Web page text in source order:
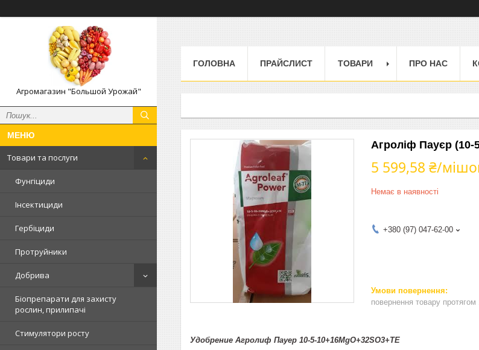
Агромагазин "Большой Урожай"
Товари та послуги
Фунгіциди
Інсектициди
Гербіциди
Протруйники
Добрива
Біопрепарати для захисту
рослин, прилипачі
Стимулятори росту
ГОЛОВНА ПРАЙСЛИСТ ТОВАРИ ПРО НАС
Агроліф Пауєр (10-
5 599,58 ₴/
Немає в наявності
+380 (97) 047-62-00
повернення товару протягом
Удобрение Агролиф Пауер 10-5-10+16MgO+32SO3+TE